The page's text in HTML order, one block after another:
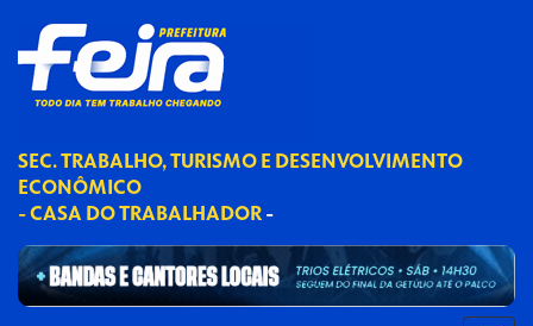
SEC. TRABALHO, TURISMO E DESENVOLVIMENTO
ECONÔMICO
- CASA DO TRABALHADOR-